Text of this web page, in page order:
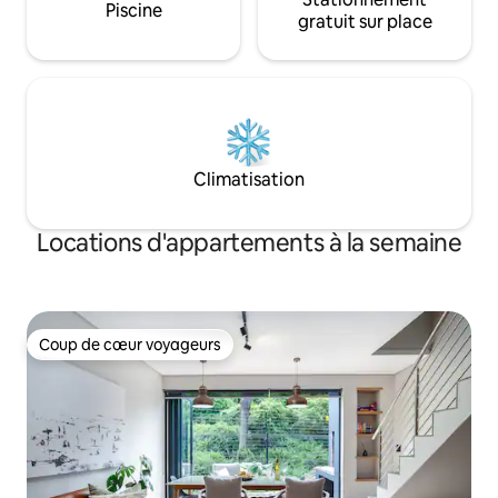
Piscine
gratuit sur place
Climatisation
Locations d'appartements à la semaine
Coup de cœur voyageurs
Coup de cœur voyageurs